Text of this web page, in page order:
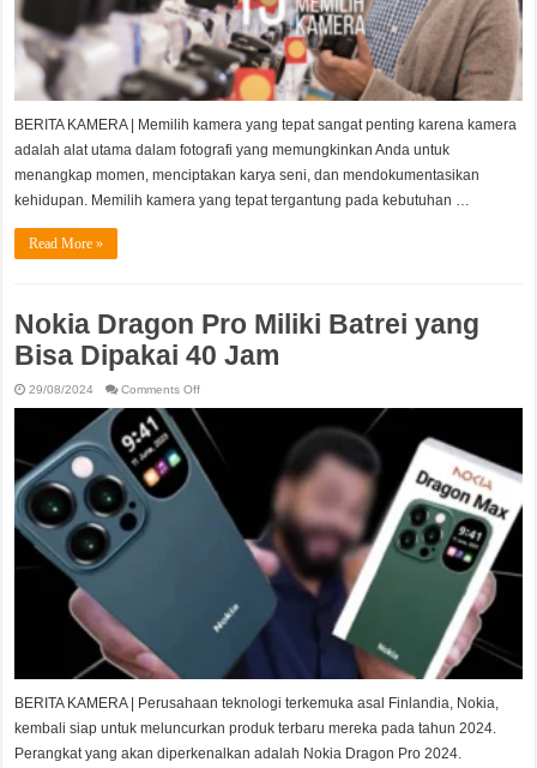
BERITA KAMERA | Memilih kamera yang tepat sangat penting karena kamera
adalah alat utama dalam fotografi yang memungkinkan Anda untuk
menangkap momen, menciptakan karya seni, dan mendokumentasikan
kehidupan. Memilih kamera yang tepat tergantung pada kebutuhan …
Read More »
Nokia Dragon Pro Miliki Batrei yang
Bisa Dipakai 40 Jam
29/08/2024 Comments Offon
Dragon
Pro
Miliki
Batrei
yang
Bisa
Dipakai
BERITA KAMERA | Perusahaan teknologi terkemuka asal Finlandia, Nokia,
kembali siap untuk meluncurkan produk terbaru mereka pada tahun 2024.
Perangkat yang akan diperkenalkan adalah Nokia Dragon Pro 2024.